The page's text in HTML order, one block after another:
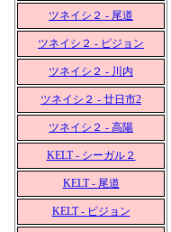
ツネイシ２ - 尾道
ツネイシ２ - ピジョン
ツネイシ２ - 川内
ツネイシ２ - 廿日市2
ツネイシ２ - 高陽
KELT - シーガル２
KELT - 尾道
KELT - ピジョン